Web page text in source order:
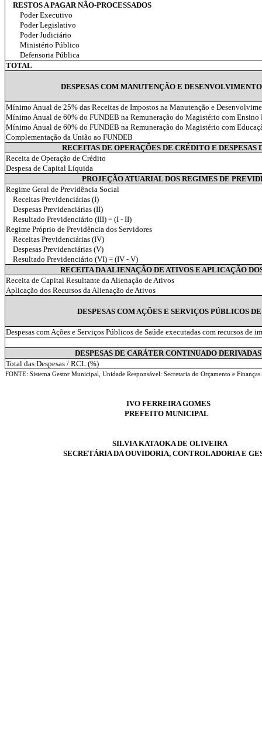
RESTOS A PAGAR NÃO-PROCESSADOS
Poder Executivo
Poder Legislativo
Poder Judiciário
Ministério Público
Defensoria Pública
TOTAL
DESPESAS COM MANUTENÇÃO E
Mínimo Anual de 25% das Receitas de Impostos na Manutenção e
Mínimo Anual de 60% do FUNDEB na Remuneração do Magistério com Ensino
Mínimo Anual de 60% do FUNDEB na Remuneração do Magistério com
Complementação da União ao FUNDEB
RECEITAS DE OPERAÇÕES DE CRÉDITO E DESPESAS
Receita de Operação de Crédito
Despesa de Capital Líquida
PROJEÇÃO ATUARIAL DOS REGIMES DE
Regime Geral de Previdência Social
Receitas Previdenciárias (I)
Despesas Previdenciárias (II)
Resultado Previdenciário (III) = (I - II)
Regime Próprio de Previdência dos Servidores
Receitas Previdenciárias (IV)
Despesas Previdenciárias (V)
Resultado Previdenciário (VI) = (IV - V)
RECEITA DA ALIENAÇÃO DE ATIVOS E APLICAÇÃO
Receita de Capital Resultante da Alienação de Ativos
Aplicação dos Recursos da Alienação de Ativos
DESPESAS COM AÇÕES E SERVIÇOS PÚBLICOS
Despesas com Ações e Serviços Públicos de Saúde executadas com recursos de
DESPESAS DE CARÁTER CONTINUADO
Total das Despesas / RCL (%)
FONTE: Sistema Gestor Municipal, Unidade Responsável: Secretaria do Orçamento e
IVO FERREIRA GOMES
PREFEITO MUNICIPAL
SILVIA KATAOKA DE OLIVEIRA
SECRETÁRIA DA OUVIDORIA, CONTROLADORIA E